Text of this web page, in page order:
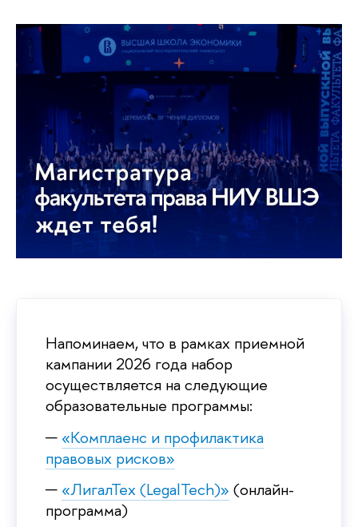
Напоминаем, что в рамках приемной
кампании 2026 года набор
осуществляется на следующие
образовательные программы:
«Комплаенс и профилактика
правовых рисков»
«ЛигалТех (LegalTech)» (онлайн-
программа)